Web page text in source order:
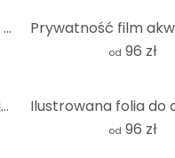
Film o prywatności Buttafly - Czaszka
od 96 zł
Śródziemnomorska folia ścienna zapewniająca prywatność
od 96 zł